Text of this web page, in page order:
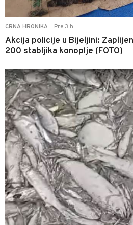
CRNA HRONIKA Pre 3 h
Akcija policije u Bijeljini:
200 stabljika konoplje (FOTO)